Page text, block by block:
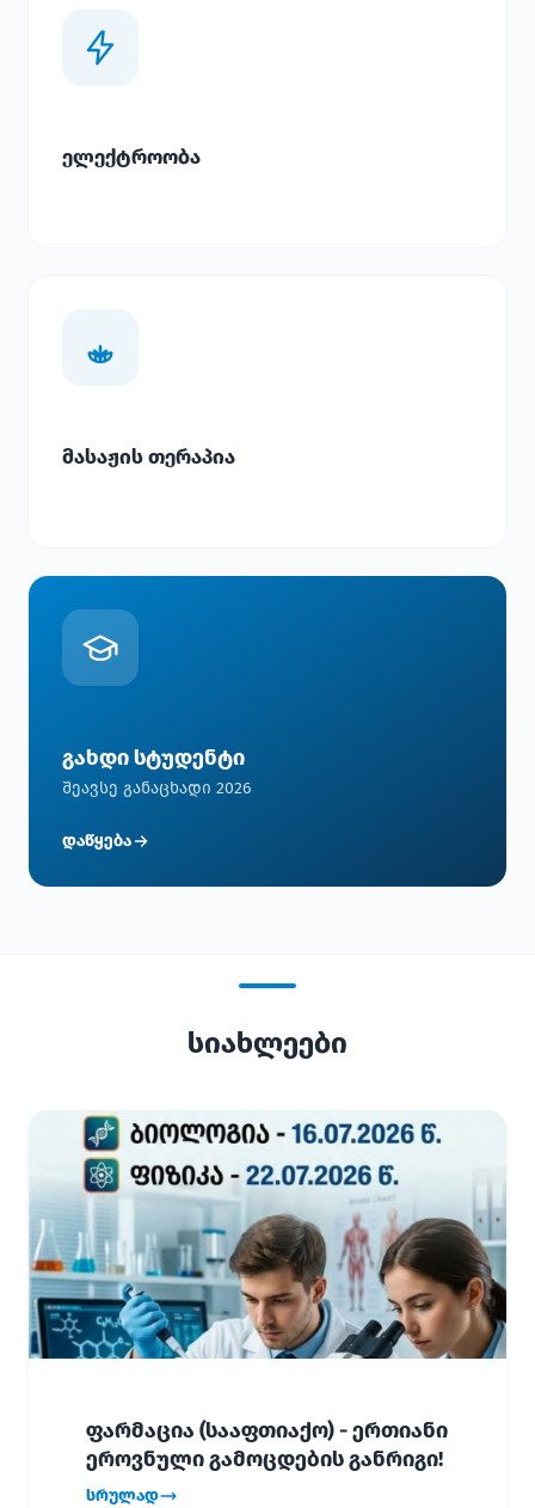
ელექტროობა
მასაჟის თერაპია
გახდი სტუდენტი
შეავსე განაცხადი 2026
დაწყება
სიახლეები
ფარმაცია (სააფთიაქო) - ერთიანი
ეროვნული გამოცდების განრიგი!
სრულად